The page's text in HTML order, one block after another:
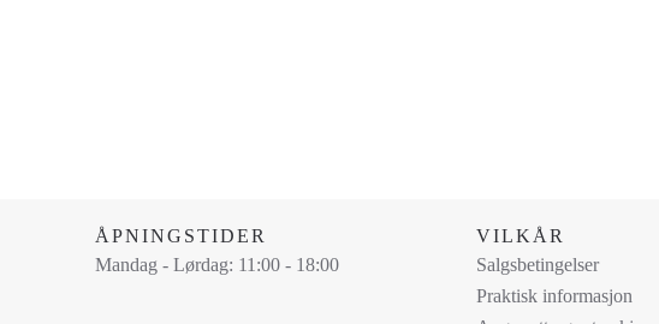
ÅPNINGSTIDER
Mandag - Lørdag: 11:00 - 18:00
VILKÅR
Salgsbetingelser
Praktisk informasjon